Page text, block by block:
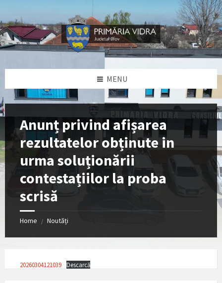
content
left
sidebar
right
sidebar
footer
MENU
Anunț privind afișarea
rezultatelor obținute in
urma soluționării
contestațiilor la proba
scrisă
Home / Noutăți
20260304121039 Descarcă